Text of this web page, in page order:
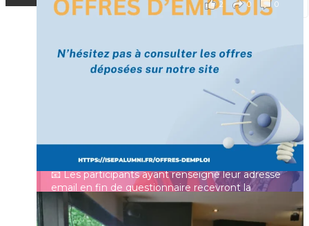
2 0 0
Voir sur Facebook · Partager
[Enquête IESF 2026] Top départ 🚀
👩‍🎓 Ingénieurs diplômés, vous avez jusqu’au 31
mai pour participer et faire entendre votre voix !
Depuis plus de 60 ans, cette enquête vise à établir
un panorama complet de la situation socio-
professionnelle des ingénieurs et scientifiques
français.
📧 Les participants ayant renseigné leur adresse
email en fin de questionnaire recevront la
synthèse des résultats...Voir plus
il y a 4 mois
Prénom
Mot de passe
Se souvenir de moi